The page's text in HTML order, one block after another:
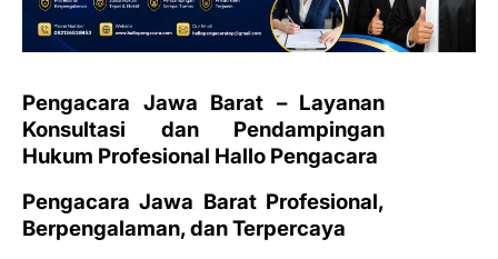
Pengacara Jawa Barat – Layanan
Konsultasi dan Pendampingan
Hukum Profesional Hallo Pengacara
Pengacara Jawa Barat Profesional,
Berpengalaman, dan Terpercaya